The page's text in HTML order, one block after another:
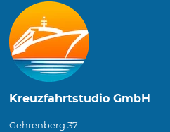
Kreuzfahrtstudio GmbH
Gehrenberg 37